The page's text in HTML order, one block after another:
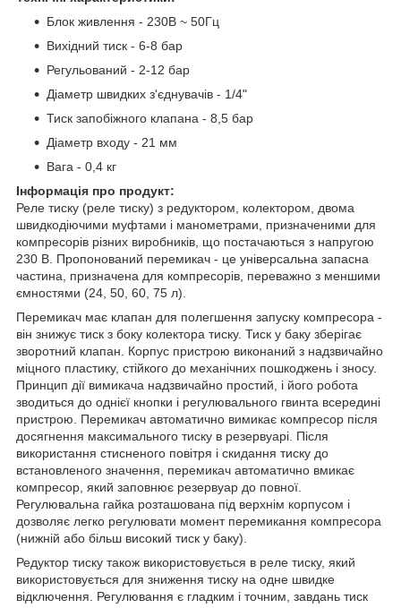
Блок живлення - 230В ~ 50Гц
Вихідний тиск - 6-8 бар
Регульований - 2-12 бар
Діаметр швидких з'єднувачів - 1/4"
Тиск запобіжного клапана - 8,5 бар
Діаметр входу - 21 мм
Вага - 0,4 кг
Інформація про продукт:
Реле тиску (реле тиску) з редуктором, колектором, двома
швидкодіючими муфтами і манометрами, призначеними для
компресорів різних виробників, що постачаються з напругою
230 В. Пропонований перемикач - це універсальна запасна
частина, призначена для компресорів, переважно з меншими
ємностями (24, 50, 60, 75 л).
Перемикач має клапан для полегшення запуску компресора -
він знижує тиск з боку колектора тиску. Тиск у баку зберігає
зворотний клапан. Корпус пристрою виконаний з надзвичайно
міцного пластику, стійкого до механічних пошкоджень і зносу.
Принцип дії вимикача надзвичайно простий, і його робота
зводиться до однієї кнопки і регулювального гвинта всередині
пристрою. Перемикач автоматично вимикає компресор після
досягнення максимального тиску в резервуарі. Після
використання стисненого повітря і скидання тиску до
встановленого значення, перемикач автоматично вмикає
компресор, який заповнює резервуар до повної.
Регулювальна гайка розташована під верхнім корпусом і
дозволяє легко регулювати момент перемикання компресора
(нижній або більш високий тиск у баку).
Редуктор тиску також використовується в реле тиску, який
використовується для зниження тиску на одне швидке
відключення. Регулювання є гладким і точним, завдань тиск